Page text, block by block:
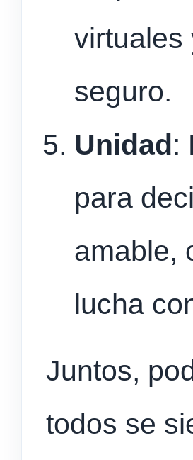
virtuales
seguro.
Unidad:
para
amable,
lucha
Juntos,
todos se